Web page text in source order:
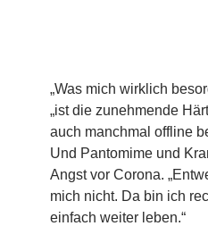
„Was mich wirklich
„ist die zunehmende
auch manchmal offline
Und Pantomime und
Angst vor Corona.
mich nicht. Da bin ich
einfach weiter leben.“